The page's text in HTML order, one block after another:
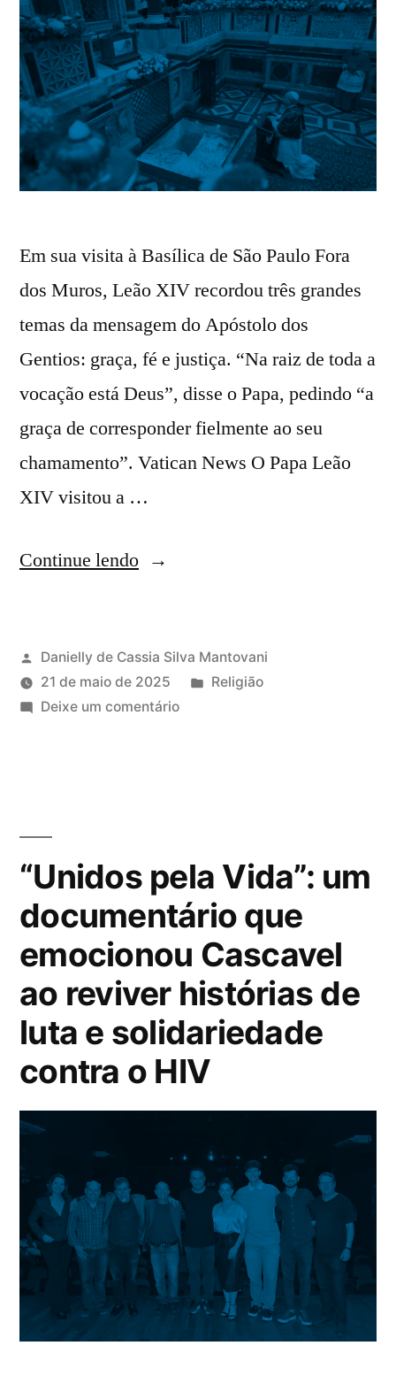
Em sua visita à Basílica de São Paulo Fora
dos Muros, Leão XIV recordou três grandes
temas da mensagem do Apóstolo dos
Gentios: graça, fé e justiça. “Na raiz de toda a
vocação está Deus”, disse o Papa, pedindo “a
graça de corresponder fielmente ao seu
chamamento”. Vatican News O Papa Leão
XIV visitou a …
Continue lendo
Danielly de Cassia Silva Mantovani
21 de maio de 2025
Religião
Deixe um comentário
“Unidos pela Vida”: um
documentário que
emocionou Cascavel
ao reviver histórias de
luta e solidariedade
contra o HIV